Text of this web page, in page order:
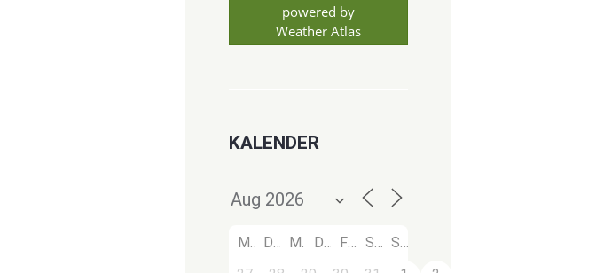
powered by
Weather Atlas
KALENDER
M D M D F S
S